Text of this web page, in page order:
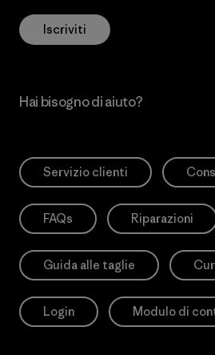
Iscriviti
Hai bisogno di aiuto?
Servizio clienti
FAQs Riparazioni
Guida alle taglie
Login Modulo di